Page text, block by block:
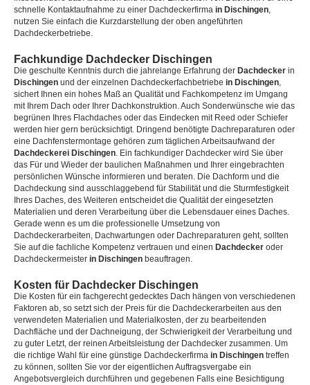
schnelle Kontaktaufnahme zu einer Dachdeckerfirma in Dischingen,
nutzen Sie einfach die Kurzdarstellung der oben angeführten
Dachdeckerbetriebe.
Fachkundige Dachdecker Dischingen
Die geschulte Kenntnis durch die jahrelange Erfahrung der Dachdecker in
Dischingen und der einzelnen Dachdeckerfachbetriebe in Dischingen,
sichert Ihnen ein hohes Maß an Qualität und Fachkompetenz im Umgang
mit Ihrem Dach oder Ihrer Dachkonstruktion. Auch Sonderwünsche wie das
begrünen Ihres Flachdaches oder das Eindecken mit Reed oder Schiefer
werden hier gern berücksichtigt. Dringend benötigte Dachreparaturen oder
eine Dachfenstermontage gehören zum täglichen Arbeitsaufwand der
Dachdeckerei Dischingen. Ein fachkundiger Dachdecker wird Sie über
das Für und Wieder der baulichen Maßnahmen und Ihrer eingebrachten
persönlichen Wünsche informieren und beraten. Die Dachform und die
Dachdeckung sind ausschlaggebend für Stabilität und die Sturmfestigkeit
Ihres Daches, des Weiteren entscheidet die Qualität der eingesetzten
Materialien und deren Verarbeitung über die Lebensdauer eines Daches.
Gerade wenn es um die professionelle Umsetzung von
Dachdeckerarbeiten, Dachwartungen oder Dachreparaturen geht, sollten
Sie auf die fachliche Kompetenz vertrauen und einen Dachdecker oder
Dachdeckermeister in Dischingen beauftragen.
Kosten für Dachdecker Dischingen
Die Kosten für ein fachgerecht gedecktes Dach hängen von verschiedenen
Faktoren ab, so setzt sich der Preis für die Dachdeckerarbeiten aus den
verwendeten Materialien und Materialkosten, der zu bearbeitenden
Dachfläche und der Dachneigung, der Schwierigkeit der Verarbeitung und
zu guter Letzt, der reinen Arbeitsleistung der Dachdecker zusammen. Um
die richtige Wahl für eine günstige Dachdeckerfirma in Dischingen treffen
zu können, sollten Sie vor der eigentlichen Auftragsvergabe ein
Angebotsvergleich durchführen und gegebenen Falls eine Besichtigung